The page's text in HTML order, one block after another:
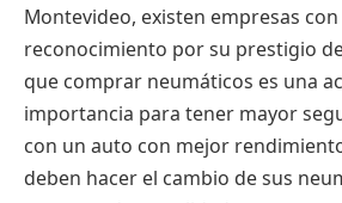
Montevideo, existen empresas
reconocimiento por su prestigio
que comprar neumáticos es una
importancia para tener mayor
con un auto con mejor
deben hacer el cambio de sus